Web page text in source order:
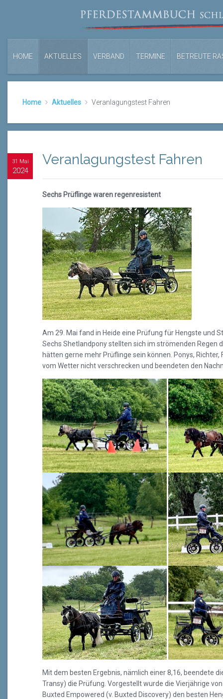
HOME AKTUELLES VERBAND TERMINE BETREUTE
Home Aktuelles Veranlagungstest Fahren
31 Mai
2024
Veranlagungstest Fahren
Sechs Prüflinge waren regenresistent
Am 29. Mai fand in Heide eine Prüfung für Hengste und
Sechs Shetlandpony stellten sich im strömenden Regen
hätten gerne mehr Prüflinge sein können. Ponys,
vom Wetter nicht verschrecken und beendeten den
Mit dem besten Ergebnis, nämlich einer 8,16, beendete
Transy) die Prüfung. Vorgestellt wurde die Vierjährige
Buxted Empowered (v. Buxted Discovery) den besten